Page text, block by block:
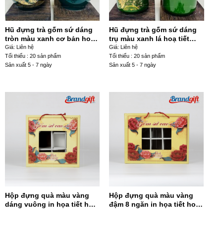
Hũ đựng trà gốm sứ dáng
tròn màu xanh cơ bản hoạ
tiết thuận buồm xuôi gió
HDT-12
Giá: Liên hệ
Tối thiểu : 20 sản phẩm
Sản xuất 5 - 7 ngày
Hũ đựng trà gốm sứ dáng
trụ màu xanh lá hoạ tiết
công đào HDT-20
Giá: Liên hệ
Tối thiểu : 20 sản phẩm
Sản xuất 5 - 7 ngày
Hộp đựng quà màu vàng
dáng vuông in họa tiết hoa
Hộp đựng quà màu vàng
đậm 8 ngăn in họa tiết hoa